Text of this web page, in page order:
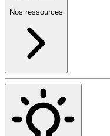
Nos ressources